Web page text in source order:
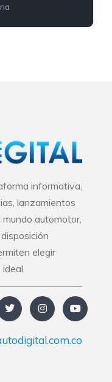
informativa,
lanzamientos
automotor,
elegir